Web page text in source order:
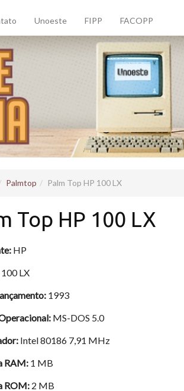
Unoeste FIPP FACOPP
Palmtop Palm Top HP 100 LX
Top HP 100 LX
HP
100 LX
1993
MS-DOS 5.0
Intel 80186 7,91 MHz
RAM: 1 MB
ROM: 2 MB